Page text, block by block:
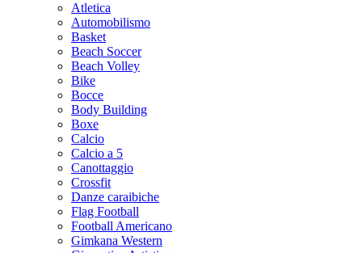
Atletica
Automobilismo
Basket
Beach Soccer
Beach Volley
Bike
Bocce
Body Building
Boxe
Calcio
Calcio a 5
Canottaggio
Crossfit
Danze caraibiche
Flag Football
Football Americano
Gimkana Western